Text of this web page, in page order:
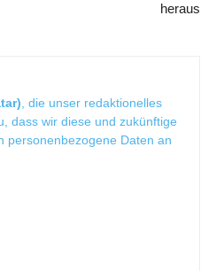
heraus
, die unser redaktionelles
dass wir diese und zukünftige
personenbezogene Daten an